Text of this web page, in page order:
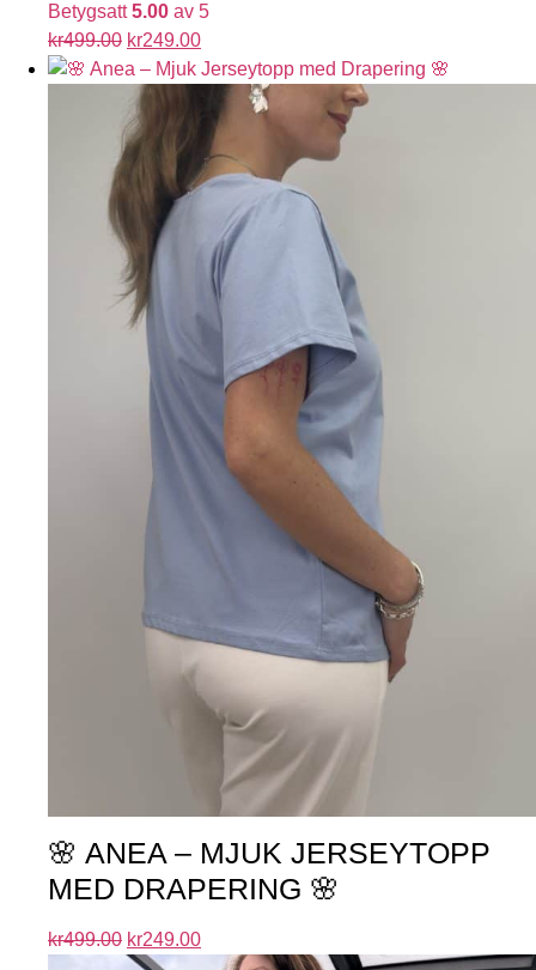
Betygsatt5.00 av 5
kr499.00 kr249.00
🌸 ANEA – MJUK JERSEYTOPP
MED DRAPERING 🌸
kr499.00 kr249.00